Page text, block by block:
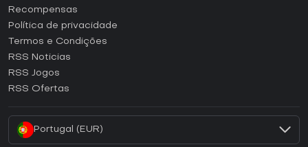
Como ativar uma CD Key Steam?
Como ativar uma CD Key Epic Games?
Como ativar uma CD Key GOG?
Como ativar uma CD Key Ubisoft Connect?
Recompensas
Política de privacidade
Termos e Condições
RSS Noticias
RSS Jogos
RSS Ofertas
Portugal (EUR)